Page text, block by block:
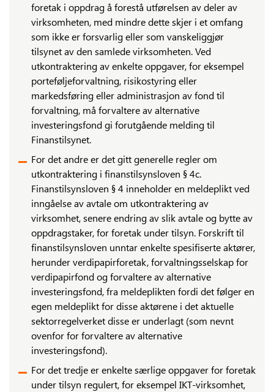
foretak i oppdrag å forestå utførelsen av deler av
virksomheten, med mindre dette skjer i et omfang
som ikke er forsvarlig eller som vanskeliggjør
tilsynet av den samlede virksomheten. Ved
utkontraktering av enkelte oppgaver, for eksempel
porteføljeforvaltning, risikostyring eller
markedsføring eller administrasjon av fond til
forvaltning, må forvaltere av alternative
investeringsfond gi forutgående melding til
Finanstilsynet.
For det andre er det gitt generelle regler om
utkontraktering i finanstilsynsloven § 4c.
Finanstilsynsloven § 4 inneholder en meldeplikt ved
inngåelse av avtale om utkontraktering av
virksomhet, senere endring av slik avtale og bytte av
oppdragstaker, for foretak under tilsyn. Forskrift til
finanstilsynsloven unntar enkelte spesifiserte aktører,
herunder verdipapirforetak, forvaltningsselskap for
verdipapirfond og forvaltere av alternative
investeringsfond, fra meldeplikten fordi det følger en
egen meldeplikt for disse aktørene i det aktuelle
sektorregelverket disse er underlagt (som nevnt
ovenfor for forvaltere av alternative
investeringsfond).
For det tredje er enkelte særlige oppgaver for foretak
under tilsyn regulert, for eksempel IKT-virksomhet,